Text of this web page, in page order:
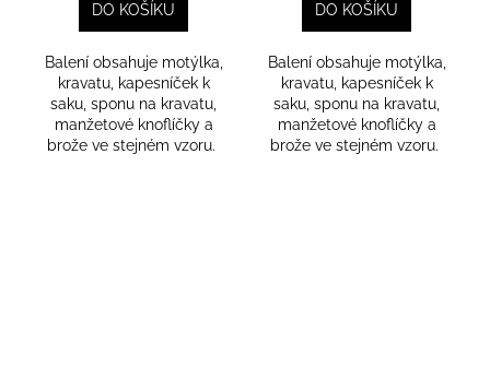
DO KOŠÍKU
Balení obsahuje motýlka,
kravatu, kapesníček k
saku, sponu na kravatu,
manžetové knoflíčky a
brože ve stejném vzoru.
DO KOŠÍKU
Balení obsahuje motýlka,
kravatu, kapesníček k
saku, sponu na kravatu,
manžetové knoflíčky a
brože ve stejném vzoru.